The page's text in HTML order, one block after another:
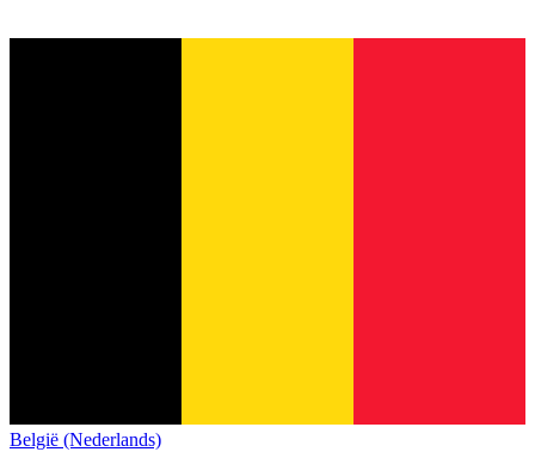
België (Nederlands)